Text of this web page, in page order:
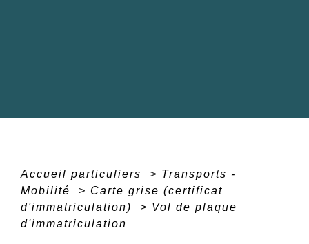
Accueil particuliers > Transports -
Mobilité
> Carte grise (certificat
d'immatriculation)
> Vol de plaque
d'immatriculation